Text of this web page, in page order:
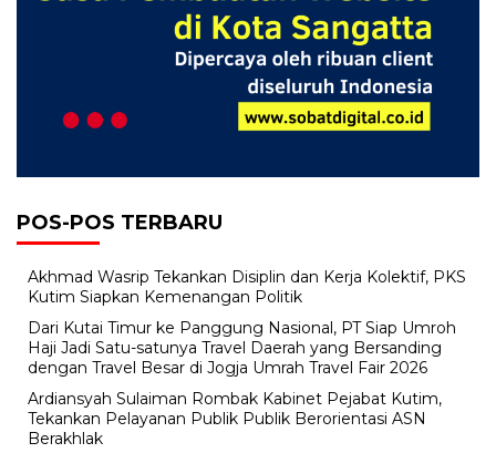
POS-POS TERBARU
Akhmad Wasrip Tekankan Disiplin dan Kerja Kolektif, PKS
Kutim Siapkan Kemenangan Politik
Dari Kutai Timur ke Panggung Nasional, PT Siap Umroh
Haji Jadi Satu-satunya Travel Daerah yang Bersanding
dengan Travel Besar di Jogja Umrah Travel Fair 2026
Ardiansyah Sulaiman Rombak Kabinet Pejabat Kutim,
Tekankan Pelayanan Publik Publik Berorientasi ASN
Berakhlak